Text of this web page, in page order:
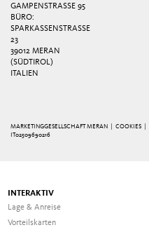
GAMPENSTRASSE 95
BÜRO:
SPARKASSENSTRASSE 2
3
39012 MERAN
(SÜDTIROL)
ITALIEN
MARKETINGGESELLSCHAFT MERAN | COOKIES
IT02509690216
INTERAKTIV
Lage & Anreise
Vorteilskarten